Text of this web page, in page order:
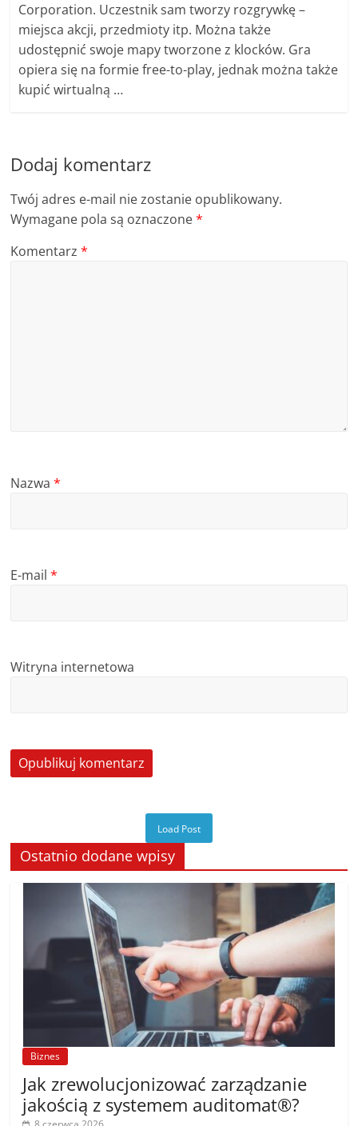
Corporation. Uczestnik sam tworzy rozgrywkę –
miejsca akcji, przedmioty itp. Można także
udostępnić swoje mapy tworzone z klocków. Gra
opiera się na formie free-to-play, jednak można także
kupić wirtualną …
Dodaj komentarz
Twój adres e-mail nie zostanie opublikowany.
Wymagane pola są oznaczone*
Komentarz*
Nazwa*
E-mail*
Witryna internetowa
Load Post
Ostatnio dodane wpisy
Biznes
Jak zrewolucjonizować zarządzanie
jakością z systemem auditomat®?